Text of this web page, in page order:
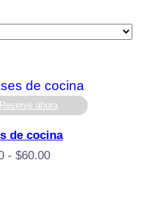
Reserve ahora
de cocina
- $60.00Rango